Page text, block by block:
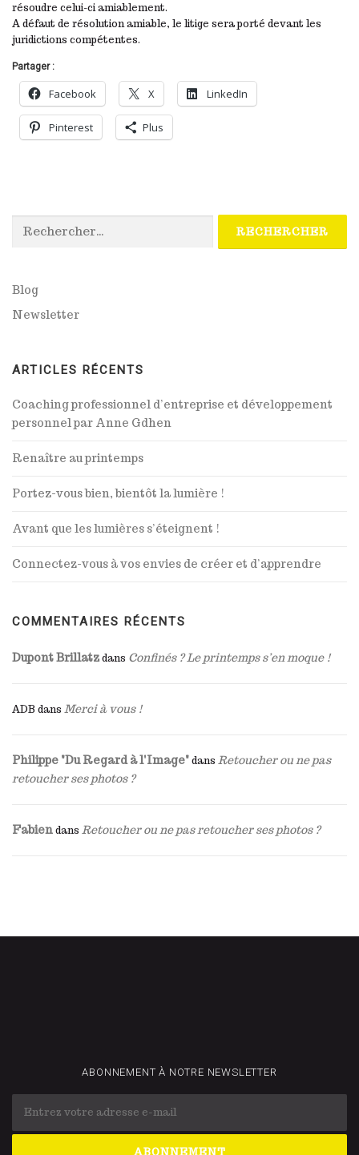
résoudre celui-ci amiablement.
A défaut de résolution amiable, le litige sera porté devant les
juridictions compétentes.
Partager :
Facebook X LinkedIn
Pinterest Plus
Blog
Newsletter
ARTICLES RÉCENTS
Coaching professionnel d’entreprise et développement
personnel par Anne Gdhen
Renaître au printemps
Portez-vous bien, bientôt la lumière !
Avant que les lumières s’éteignent !
Connectez-vous à vos envies de créer et d’apprendre
COMMENTAIRES RÉCENTS
Dupont Brillatz dans Confinés ? Le printemps s’en moque !
ADB dans Merci à vous !
Philippe "Du Regard à l'Image" dans Retoucher ou ne pas
retoucher ses photos ?
Fabien dans Retoucher ou ne pas retoucher ses photos ?
ABONNEMENT À NOTRE NEWSLETTER